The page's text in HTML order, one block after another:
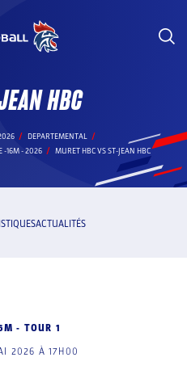
HBC
DEPARTEMENTAL
-16M - 2026 MURET HBC VS ST-JEAN HBC
ACTUALITÉS
- TOUR 1
2026 À 17H00